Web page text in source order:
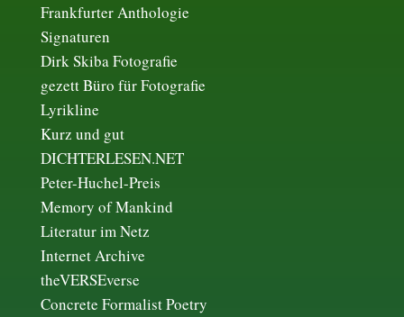
Frankfurter Anthologie
Signaturen
Dirk Skiba Fotografie
gezett Büro für Fotografie
Lyrikline
Kurz und gut
DICHTERLESEN.NET
Peter-Huchel-Preis
Memory of Mankind
Literatur im Netz
Internet Archive
theVERSEverse
Concrete Formalist Poetry